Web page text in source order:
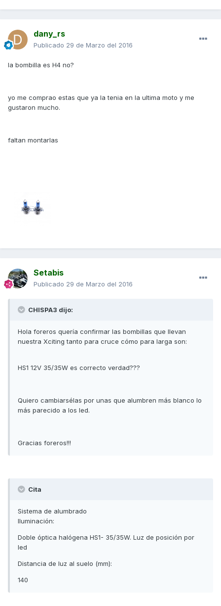
dany_rs
Publicado 29 de Marzo del 2016
la bombilla es H4 no?
yo me comprao estas que ya la tenia en la ultima moto y me
gustaron mucho.
faltan montarlas
Setabis
Publicado 29 de Marzo del 2016
CHISPA3 dijo:
Hola foreros quería confirmar las bombillas que llevan
nuestra Xciting tanto para cruce cómo para larga son:
HS1 12V 35/35W es correcto verdad???
Quiero cambiarsélas por unas que alumbren más blanco lo
más parecido a los led.
Gracias foreros!!!
Cita
Sistema de alumbrado
Iluminación:
Doble óptica halógena HS1- 35/35W. Luz de posición por
led
Distancia de luz al suelo (mm):
140